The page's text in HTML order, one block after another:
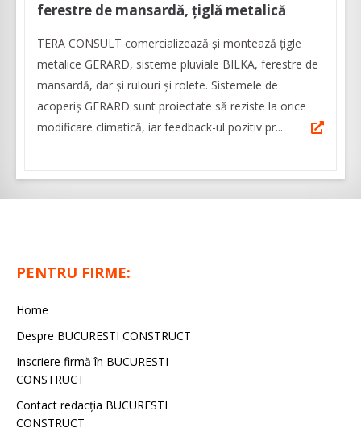
ferestre de mansardă, țiglă metalică
TERA CONSULT comercializează și montează țigle
metalice GERARD, sisteme pluviale BILKA, ferestre de
mansardă, dar și rulouri și rolete. Sistemele de
acoperiș GERARD sunt proiectate să reziste la orice
modificare climatică, iar feedback-ul pozitiv pr...
PENTRU FIRME:
Home
Despre BUCURESTI CONSTRUCT
Inscriere firmă în BUCURESTI
CONSTRUCT
Contact redacţia BUCURESTI
CONSTRUCT